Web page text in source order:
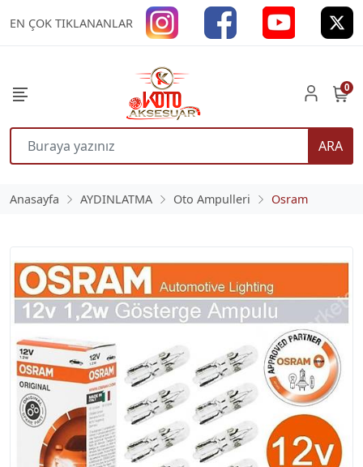
EN ÇOK TIKLANANLAR
ARA
0
Anasayfa AYDINLATMA Oto Ampulleri Osram